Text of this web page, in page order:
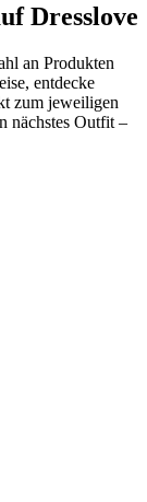
Dresslove
an Produkten
entdecke
zum jeweiligen
nächstes Outfit –